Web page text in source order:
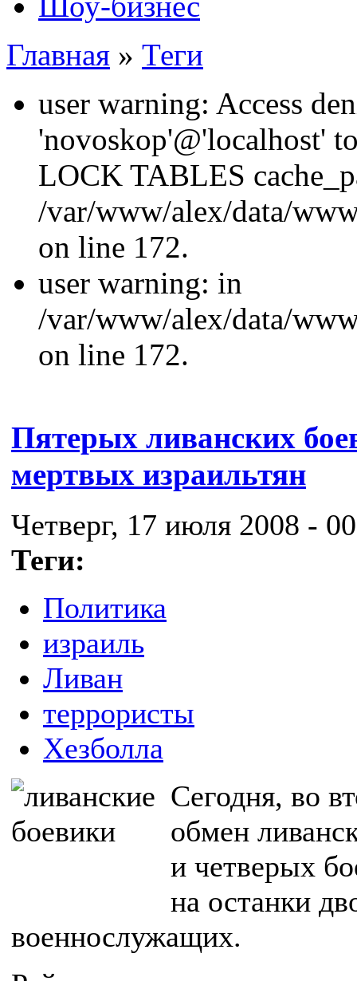
Главная » Теги
user warning: Access
'novoskop'@'localhost'
LOCK TABLES
/var/www/alex/data/
on line 172.
user warning: in
/var/www/alex/data/
on line 172.
Пятерых ливанских
мертвых израильтян
Четверг, 17 июля 2008 -
Теги:
Политика
израиль
Ливан
террористы
Хезболла
Сегодня, во
обмен
и четверых
на останки
военнослужащих.